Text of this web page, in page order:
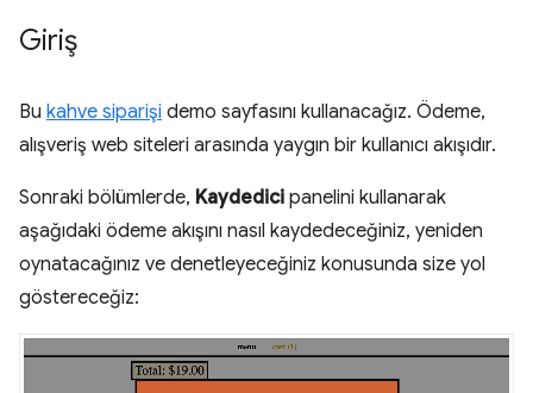
Giriş
Bu kahve siparişi demo sayfasını kullanacağız. Ödeme,
alışveriş web siteleri arasında yaygın bir kullanıcı akışıdır.
Sonraki bölümlerde, Kaydedici panelini kullanarak
aşağıdaki ödeme akışını nasıl kaydedeceğiniz, yeniden
oynatacağınız ve denetleyeceğiniz konusunda size yol
göstereceğiz: